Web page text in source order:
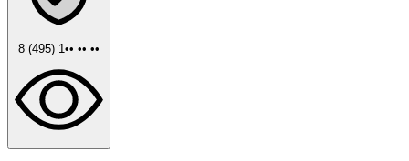
8 (495) 1•• •• ••